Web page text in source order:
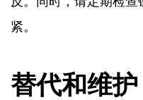
紧。
替代和维护